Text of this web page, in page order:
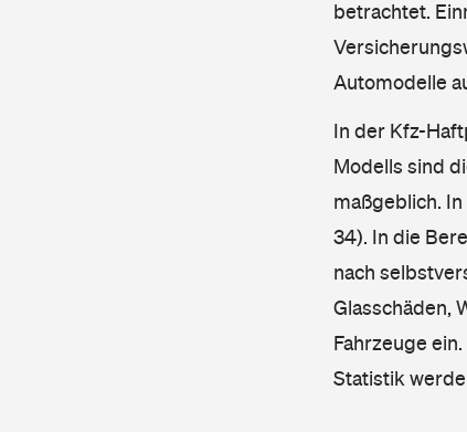
betrachtet.
Automodelle
In der Kfz-
Modells sind
maßgeblich.
34). In die
nach
Glasschäden,
Fahrzeuge
Statistik